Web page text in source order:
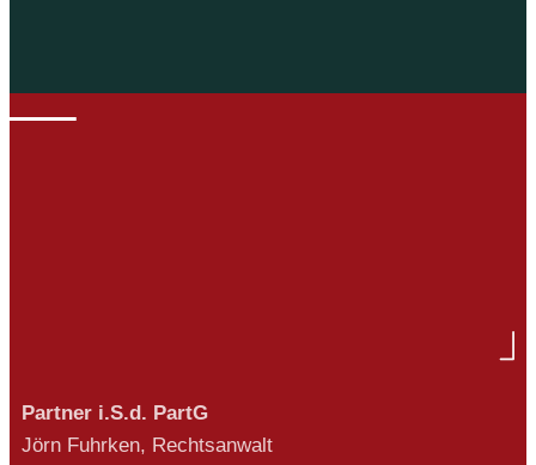
Partner i.S.d. PartG
Jörn Fuhrken, Rechtsanwalt